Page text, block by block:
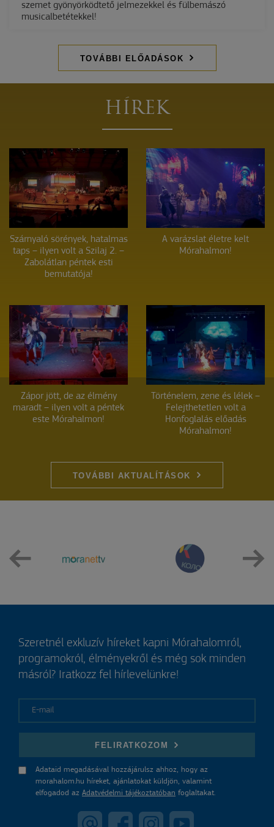
szemet gyönyörködtető jelmezekkel és fülbemászó
musicalbetétekkel!
TOVÁBBI ELŐADÁSOK
HÍREK
Szárnyaló sörények, hatalmas
taps – ilyen volt a Szilaj 2. –
Zabolátlan péntek esti
bemutatója!
A varázslat életre kelt
Mórahalmon!
Zápor jött, de az élmény
maradt – ilyen volt a péntek
este Mórahalmon!
Történelem, zene és lélek –
Felejthetetlen volt a
Honfoglalás előadás
Mórahalmon!
TOVÁBBI AKTUALÍTÁSOK
Szeretnél exkluzív híreket kapni Mórahalomról,
programokról, élményekről és még sok minden
másról? Iratkozz fel hírlevelünkre!
FELIRATKOZOM
Adataid megadásával hozzájárulsz ahhoz, hogy az
morahalom.hu híreket, ajánlatokat küldjön, valamint
elfogadod az Adatvédelmi tájékoztatóban foglaltakat.